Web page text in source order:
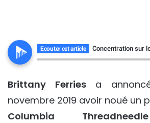
Ecouter cet article Concentration sur
Brittany Ferriesa
novembre 2019 avoir noué un
Columbia